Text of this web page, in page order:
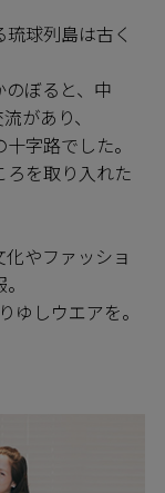
球列島は古く
ぼると、中
があり、
字路でした。
ろを取り入れた
やファッショ
ゆしウエアを。